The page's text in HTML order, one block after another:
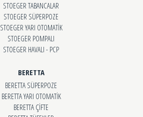
STOEGER TABANCALAR
STOEGER SÜPERPOZE
STOEGER YARI OTOMATİK
STOEGER POMPALI
STOEGER HAVALI - PCP
BERETTA
BERETTA SÜPERPOZE
BERETTA YARI OTOMATİK
BERETTA ÇİFTE